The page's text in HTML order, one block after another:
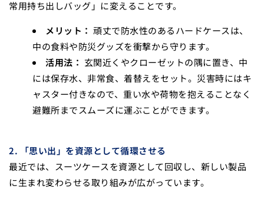
常用持ち出しバッグ」に変えることです。
メリット： 頑丈で防水性のあるハードケースは、
中の食料や防災グッズを衝撃から守ります。
活用法： 玄関近くやクローゼットの隅に置き、中
には保存水、非常食、着替えをセット。災害時にはキ
ャスター付きなので、重い水や荷物を抱えることなく
避難所までスムーズに運ぶことができます。
2. 「思い出」を資源として循環させる
最近では、スーツケースを資源として回収し、新しい製品
に生まれ変わらせる取り組みが広がっています。